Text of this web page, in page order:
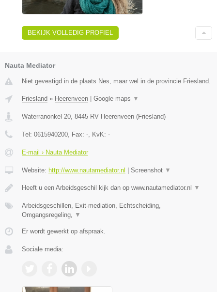
BEKIJK VOLLEDIG PROFIEL
Nauta Mediator
Niet gevestigd in de plaats Nes, maar wel in de provincie Friesland.
Friesland » Heerenveen Google maps ▼
Waterranonkel 20 8445 RV Heerenveen (Friesland)
Tel: 0615940200 , Fax: - , KvK: -
E-mail › Nauta Mediator
Website: http://www.nautamediator.nl Screenshot ▼
Heeft u een Arbeidsgeschil kijk dan op www.nautamediator.nl ▼
Arbeidsgeschillen, Exit-mediation, Echtscheiding,
Omgangsregeling,
▼
Er wordt gewerkt op afspraak.
Sociale media: